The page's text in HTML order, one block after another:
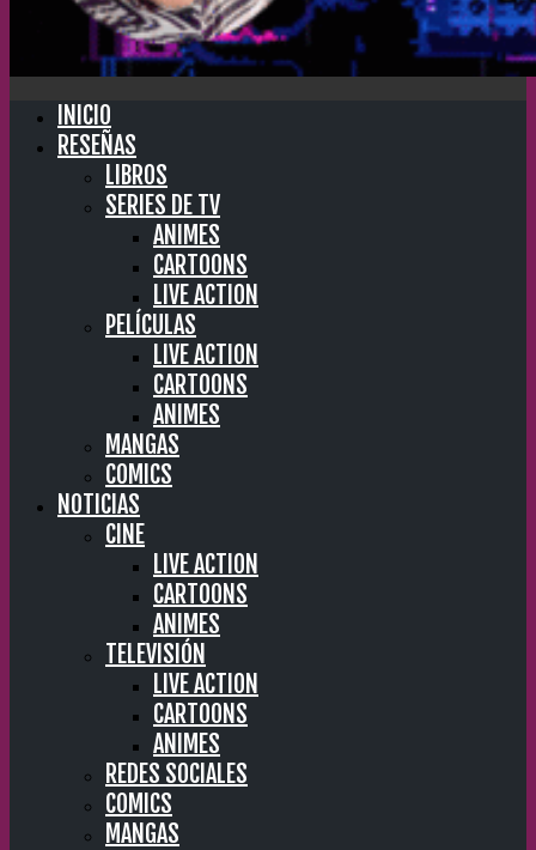
INICIO
RESEÑAS
LIBROS
SERIES DE TV
ANIMES
CARTOONS
LIVE ACTION
PELÍCULAS
LIVE ACTION
CARTOONS
ANIMES
MANGAS
COMICS
NOTICIAS
CINE
LIVE ACTION
CARTOONS
ANIMES
TELEVISIÓN
LIVE ACTION
CARTOONS
ANIMES
REDES SOCIALES
COMICS
MANGAS